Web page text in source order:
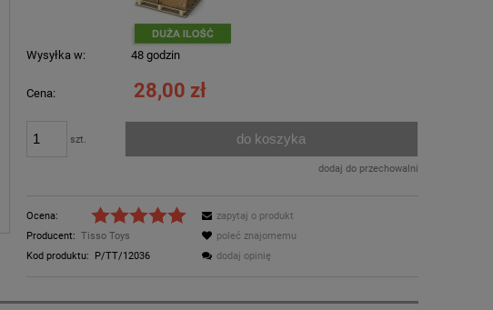
Wysyłka w: 48 godzin
Cena: 28,00 zł
szt. do koszyka
dodaj do przechowalni
Ocena:
Producent: Tisso Toys
Kod produktu:
P/TT/12036
zapytaj o produkt
poleć znajomemu
dodaj opinię